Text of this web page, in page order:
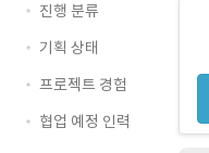
진행 분류
기획 상태
프로젝트 경험
협업 예정 인력